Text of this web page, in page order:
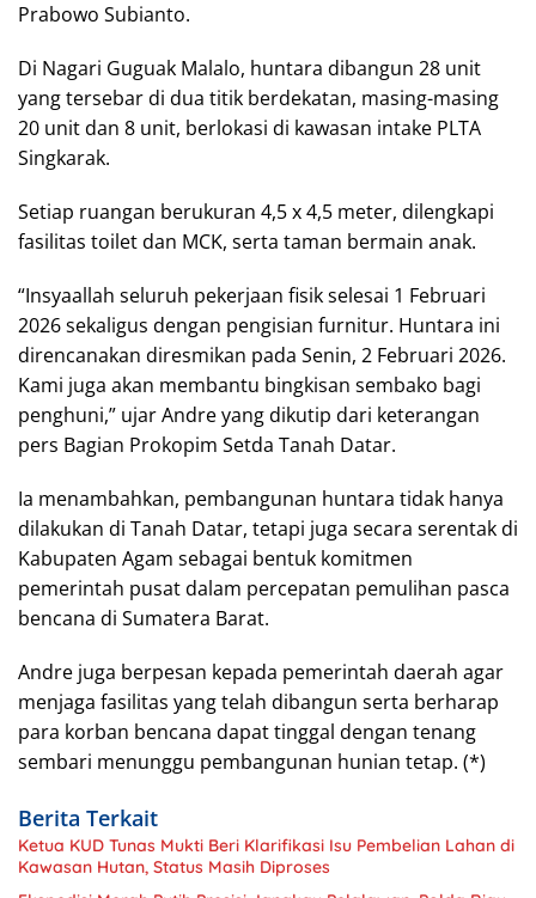
Prabowo Subianto.
Di Nagari Guguak Malalo, huntara dibangun 28 unit
yang tersebar di dua titik berdekatan, masing-masing
20 unit dan 8 unit, berlokasi di kawasan intake PLTA
Singkarak.
Setiap ruangan berukuran 4,5 x 4,5 meter, dilengkapi
fasilitas toilet dan MCK, serta taman bermain anak.
“Insyaallah seluruh pekerjaan fisik selesai 1 Februari
2026 sekaligus dengan pengisian furnitur. Huntara ini
direncanakan diresmikan pada Senin, 2 Februari 2026.
Kami juga akan membantu bingkisan sembako bagi
penghuni,” ujar Andre yang dikutip dari keterangan
pers Bagian Prokopim Setda Tanah Datar.
Ia menambahkan, pembangunan huntara tidak hanya
dilakukan di Tanah Datar, tetapi juga secara serentak di
Kabupaten Agam sebagai bentuk komitmen
pemerintah pusat dalam percepatan pemulihan pasca
bencana di Sumatera Barat.
Andre juga berpesan kepada pemerintah daerah agar
menjaga fasilitas yang telah dibangun serta berharap
para korban bencana dapat tinggal dengan tenang
sembari menunggu pembangunan hunian tetap. (*)
Berita Terkait
Ketua KUD Tunas Mukti Beri Klarifikasi Isu Pembelian Lahan di
Kawasan Hutan, Status Masih Diproses